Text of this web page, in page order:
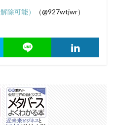
除可能） （@927wtjwr）